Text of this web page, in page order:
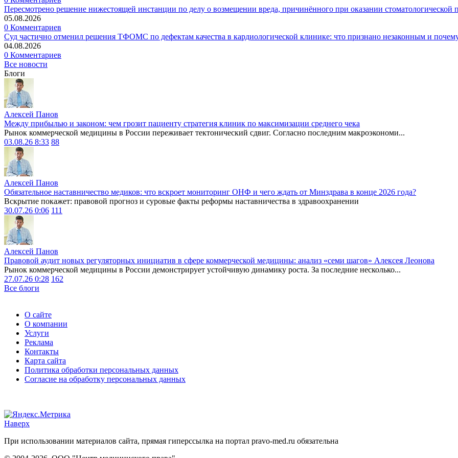
Пересмотрено решение нижестоящей инстанции по делу о возмещении вреда, причинённого при оказании стоматологической
05.08.2026
0 Комментариев
Суд частично отменил решения ТФОМС по дефектам качества в кардиологической клинике: что признано незаконным и
04.08.2026
0 Комментариев
Все новости
Блоги
Алексей Панов
Между прибылью и законом: чем грозит пациенту стратегия клиник по максимизации среднего чека
Рынок коммерческой медицины в России переживает тектонический сдвиг. Согласно последним макроэкономи...
03.08.26 8:33 88
Алексей Панов
Обязательное наставничество медиков: что вскроет мониторинг ОНФ и чего ждать от Минздрава в конце 2026 года?
Вскрытие покажет: правовой прогноз и суровые факты реформы наставничества в здравоохранении
30.07.26 0:06 111
Алексей Панов
Правовой аудит новых регуляторных инициатив в сфере коммерческой медицины: анализ «семи шагов» Алексея Леонова
Рынок коммерческой медицины в России демонстрирует устойчивую динамику роста. За последние несколько...
27.07.26 0:28 162
Все блоги
О сайте
О компании
Услуги
Реклама
Контакты
Карта сайта
Политика обработки персональных данных
Согласие на обработку персональных данных
Наверх
При использовании материалов сайта, прямая гиперссылка на портал pravo-med.ru обязательна